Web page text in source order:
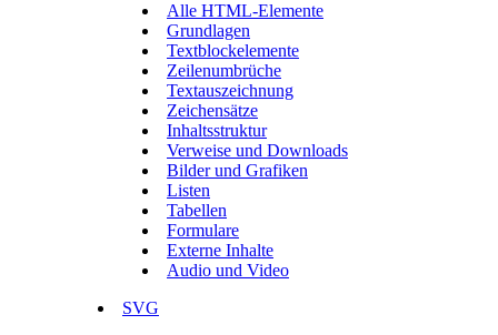
Alle HTML-Elemente
Grundlagen
Textblockelemente
Zeilenumbrüche
Textauszeichnung
Zeichensätze
Inhaltsstruktur
Verweise und Downloads
Bilder und Grafiken
Listen
Tabellen
Formulare
Externe Inhalte
Audio und Video
SVG